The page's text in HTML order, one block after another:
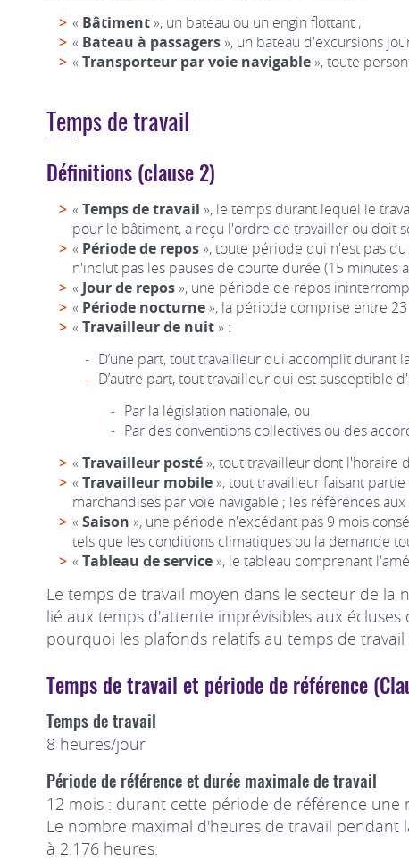
« Bâtiment», un bateau ou un engin flottant ;
« Bateau à passagers», un bateau d'excursions
«Transporteur par voie navigable», toute
Temps de travail
Définitions (clause 2)
«Temps de travail », le temps durant lequel le
pour le bâtiment, a reçu l'ordre de travailler ou doit
« Période de repos», toute période qui n'est pas
n'inclut pas les pauses de courte durée (15 minutes
«Jour de repos», une période de repos
« Période nocturne», la période comprise entre
«Travailleur de nuit» :
D’une part, tout travailleur qui accomplit
D’autre part, tout travailleur qui est susceptible
Par la législation nationale, ou
Par des conventions collectives ou des
«Travailleur posté», tout travailleur dont l'horaire
«Travailleur mobile», tout travailleur faisant
marchandises par voie navigable ; les références
«Saison », une période n'excédant pas 9 mois
tels que les conditions climatiques ou la demande
«Tableau de service», le tableau comprenant
Le temps de travail moyen dans le secteur de
lié aux temps d'attente imprévisibles aux
pourquoi les plafonds relatifs au temps de
Temps de travail et période de référence
Temps de travail
8 heures/jour
Période de référence et durée maximale de travail
12 mois : durant cette période de référence une
Le nombre maximal d'heures de travail pendant
à 2.176 heures.